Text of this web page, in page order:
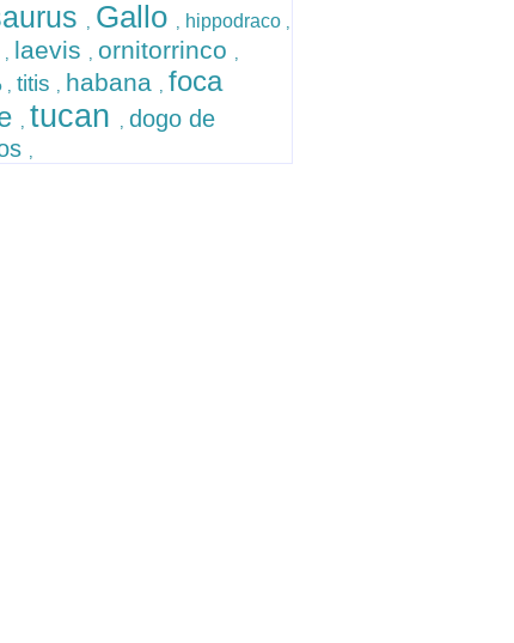
, Gallo , hippodraco ,
, laevis , ornitorrinco ,
, titis , habana , foca
, tucan , dogo de
,